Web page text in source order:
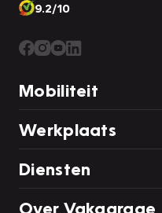
9.2/10
Mobiliteit
Werkplaats
Diensten
Over Vakgarage